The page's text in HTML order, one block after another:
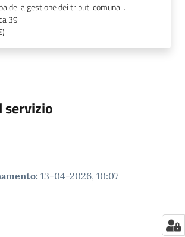
della gestione dei tributi comunali.
39
servizio
: 13-04-2026, 10:07